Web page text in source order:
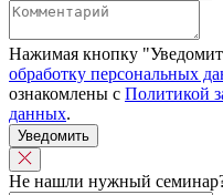
Нажимая кнопку
обработку персональных
ознакомлены с Политикой
данных.
Уведомить
Не нашли нужный семинар?